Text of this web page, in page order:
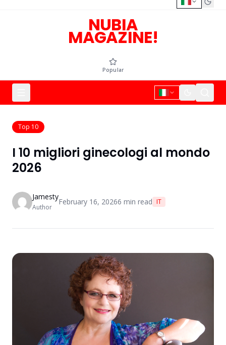
NUBIA
MAGAZINE!
Popular
Top 10
I 10 migliori ginecologi al mondo
2026
Jamesty
Author
February 16, 20266 min read IT